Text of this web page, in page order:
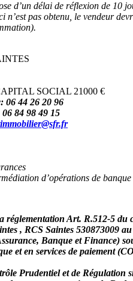
d’un délai de réflexion de 10
n’est pas obtenu, le vendeur
SOCIAL 21000 €
06 44 26 20 96
84 98 49 15
d’opérations de
réglementation Art. R.512-5 du
, RCS Saintes 530873009
Banque et Finance)
et en services de paiement
Prudentiel et de Régulation